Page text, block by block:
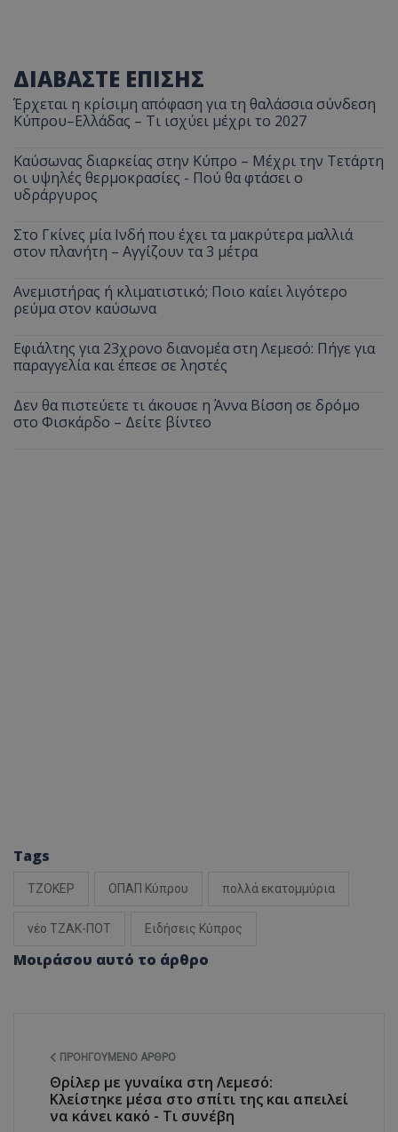
ΔΙΑΒΑΣΤΕ ΕΠΙΣΗΣ
Έρχεται η κρίσιμη απόφαση για τη θαλάσσια σύνδεση
Κύπρου–Ελλάδας – Τι ισχύει μέχρι το 2027
Καύσωνας διαρκείας στην Κύπρο – Μέχρι την Τετάρτη
οι υψηλές θερμοκρασίες - Πού θα φτάσει ο
υδράργυρος
Στο Γκίνες μία Ινδή που έχει τα μακρύτερα μαλλιά
στον πλανήτη – Αγγίζουν τα 3 μέτρα
Ανεμιστήρας ή κλιματιστικό; Ποιο καίει λιγότερο
ρεύμα στον καύσωνα
Εφιάλτης για 23χρονο διανομέα στη Λεμεσό: Πήγε για
παραγγελία και έπεσε σε ληστές
Δεν θα πιστεύετε τι άκουσε η Άννα Βίσση σε δρόμο
στο Φισκάρδο – Δείτε βίντεο
Tags
ΤΖΟΚΕΡ ΟΠΑΠ Κύπρου πολλά εκατομμύρια
νέο ΤΖΑΚ-ΠΟΤ Ειδήσεις Κύπρος
Μοιράσου αυτό το άρθρο
ΠΡΟΗΓΟΎΜΕΝΟ ΆΡΘΡΟ
Θρίλερ με γυναίκα στη Λεμεσό:
Κλείστηκε μέσα στο σπίτι της και απειλεί
να κάνει κακό - Τι συνέβη